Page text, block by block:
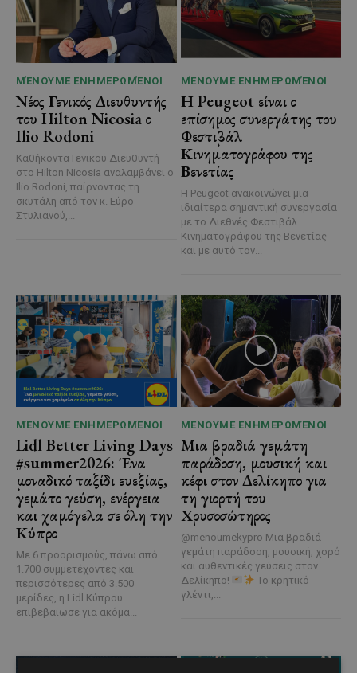
ΜΈΝΟΥΜΕ ΕΝΗΜΕΡΩΜΈΝΟΙ
Νέος Γενικός Διευθυντής
του Hilton Nicosia ο
Ilio Rodoni
Καθήκοντα Γενικού Διευθυντή
στο Hilton Nicosia αναλαμβάνει ο
Ilio Rodoni, παίρνοντας τη
σκυτάλη από τον κ. Εύρο
Στυλιανού,...
ΜΈΝΟΥΜΕ ΕΝΗΜΕΡΩΜΈΝΟΙ
Η Peugeot είναι ο
επίσημος συνεργάτης του
Φεστιβάλ
Κινηματογράφου της
Βενετίας
Η Peugeot ανακοινώνει μια
ιδιαίτερα σημαντική συνεργασία
με το Διεθνές Φεστιβάλ
Κινηματογράφου της Βενετίας
και με αυτό τον...
ΜΈΝΟΥΜΕ ΕΝΗΜΕΡΩΜΈΝΟΙ
Lidl Better Living Days
#summer2026: Ένα
μοναδικό ταξίδι ευεξίας,
γεμάτο γεύση, ενέργεια
και χαμόγελα σε όλη την
Κύπρο
Με 6 προορισμούς, πάνω από
1.700 συμμετέχοντες και
περισσότερες από 3.500
μερίδες, η Lidl Κύπρου
επιβεβαίωσε για ακόμα...
ΜΈΝΟΥΜΕ ΕΝΗΜΕΡΩΜΈΝΟΙ
Μια βραδιά γεμάτη
παράδοση, μουσική και
κέφι στον Δελίκηπο για
τη γιορτή του
Χρυσοσώτηρος
@menoumekypro Μια βραδιά
γεμάτη παράδοση, μουσική, χορό
και αυθεντικές γεύσεις στον
Δελίκηπο!
Το κρητικό
γλέντι,...